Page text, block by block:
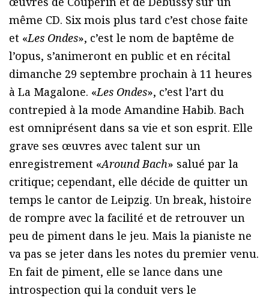
même CD. Six mois plus tard c’est chose faite
et «Les Ondes», c’est le nom de baptême de
l’opus, s’animeront en public et en récital
dimanche 29 septembre prochain à 11 heures
à La Magalone. «Les Ondes», c’est l’art du
contrepied à la mode Amandine Habib. Bach
est omniprésent dans sa vie et son esprit. Elle
grave ses œuvres avec talent sur un
enregistrement «Around Bach» salué par la
critique; cependant, elle décide de quitter un
temps le cantor de Leipzig. Un break, histoire
de rompre avec la facilité et de retrouver un
peu de piment dans le jeu. Mais la pianiste ne
va pas se jeter dans les notes du premier venu.
En fait de piment, elle se lance dans une
introspection qui la conduit vers le